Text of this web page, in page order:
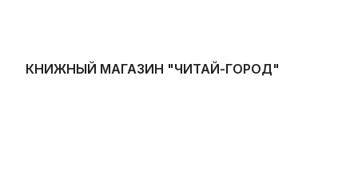
КНИЖНЫЙ МАГАЗИН "ЧИТАЙ-ГОРОД"